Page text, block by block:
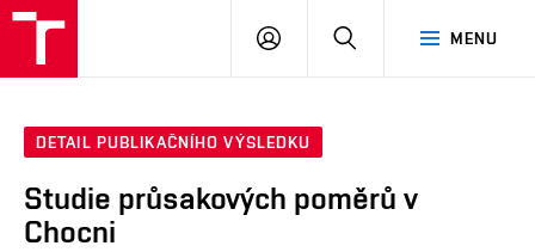
MENU
PŘIHLÁSIT
DETAIL PUBLIKAČNÍHO VÝSLEDKU
Studie průsakových poměrů v
Chocni